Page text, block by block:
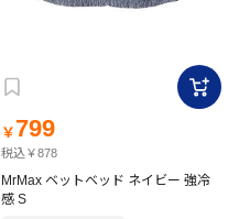
￥ 799
税込￥878
MrMax ベットベッド ネイビー 強冷
感 S